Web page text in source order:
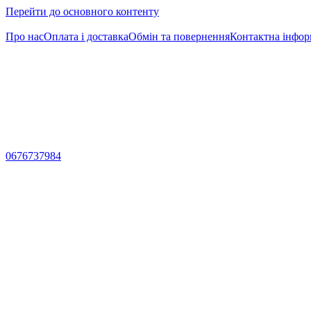
Перейти до основного контенту
Про насОплата і доставкаОбмін та поверненняКонтактна
0676737984